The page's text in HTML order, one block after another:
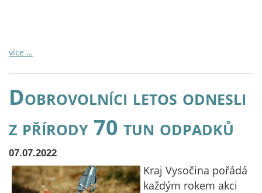
více …
Dobrovolníci letos odnesli
z přírody 70 tun odpadků
07.07.2022
Kraj Vysočina pořádá
každým rokem akci